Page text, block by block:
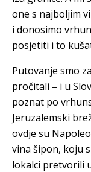
one s najboljim
i donosimo
posjetiti i to
Putovanje smo
pročitali – i u
poznat po
Jeruzalemski
ovdje su
vina šipon, koju
lokalci pretvorili